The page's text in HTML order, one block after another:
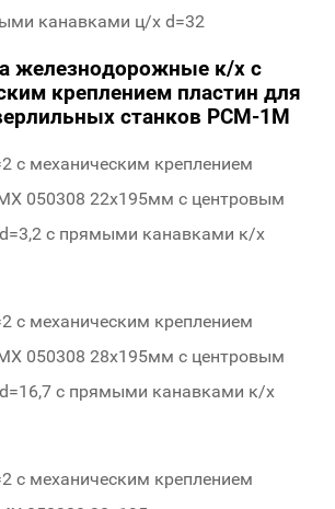
канавками ц/х d=32
железнодорожные к/х с
креплением пластин для
станков РСМ-1М
с механическим креплением
050308 22х195мм с центровым
c прямыми канавками к/х
с механическим креплением
050308 28х195мм с центровым
c прямыми канавками к/х
с механическим креплением